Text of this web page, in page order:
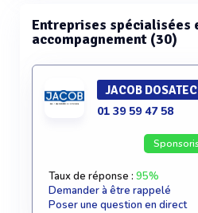
Entreprises spécialisées
accompagnement (30)
JACOB DOSATEC
01 39 59 47 58
Taux de réponse : 95%
Demander à être rappelé
Poser une question en direct